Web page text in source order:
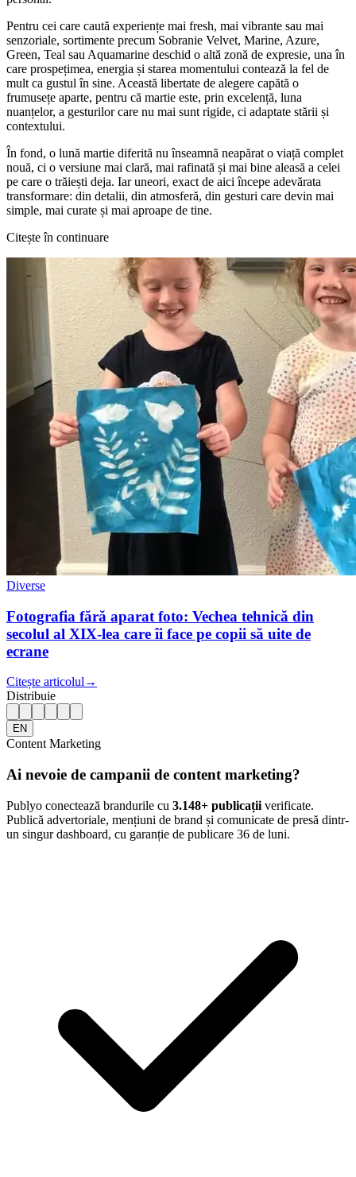
Pentru cei care caută experiențe mai fresh, mai vibrante sau mai
senzoriale, sortimente precum Sobranie Velvet, Marine, Azure,
Green, Teal sau Aquamarine deschid o altă zonă de expresie, una în
care prospețimea, energia și starea momentului contează la fel de
mult ca gustul în sine. Această libertate de alegere capătă o
frumusețe aparte, pentru că martie este, prin excelență, luna
nuanțelor, a gesturilor care nu mai sunt rigide, ci adaptate stării și
contextului.
În fond, o lună martie diferită nu înseamnă neapărat o viață complet
nouă, ci o versiune mai clară, mai rafinată și mai bine aleasă a celei
pe care o trăiești deja. Iar uneori, exact de aici începe adevărata
transformare: din detalii, din atmosferă, din gesturi care devin mai
simple, mai curate și mai aproape de tine.
Citește în continuare
Diverse
Fotografia fără aparat foto: Vechea tehnică din
secolul al XIX-lea care îi face pe copii să uite de
ecrane
Citește articolul →
Distribuie
EN
Content Marketing
Ai nevoie de campanii de content marketing?
Publyo conectează brandurile cu 3.148+ publicații verificate.
Publică advertoriale, mențiuni de brand și comunicate de presă dintr-
un singur dashboard, cu garanție de publicare 36 de luni.